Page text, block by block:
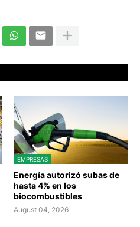
EMPRESAS
Energía autorizó subas de
hasta 4% en los
biocombustibles
August 04, 2026